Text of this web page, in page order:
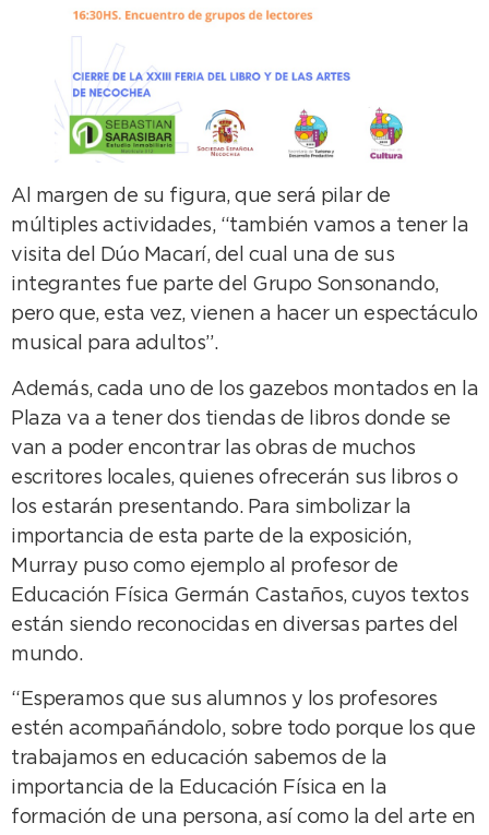
Al margen de su figura, que será pilar de
múltiples actividades, “también vamos a tener la
visita del Dúo Macarí, del cual una de sus
integrantes fue parte del Grupo Sonsonando,
pero que, esta vez, vienen a hacer un espectáculo
musical para adultos”.
Además, cada uno de los gazebos montados en la
Plaza va a tener dos tiendas de libros donde se
van a poder encontrar las obras de muchos
escritores locales, quienes ofrecerán sus libros o
los estarán presentando. Para simbolizar la
importancia de esta parte de la exposición,
Murray puso como ejemplo al profesor de
Educación Física Germán Castaños, cuyos textos
están siendo reconocidas en diversas partes del
mundo.
“Esperamos que sus alumnos y los profesores
estén acompañándolo, sobre todo porque los que
trabajamos en educación sabemos de la
importancia de la Educación Física en la
formación de una persona, así como la del arte en